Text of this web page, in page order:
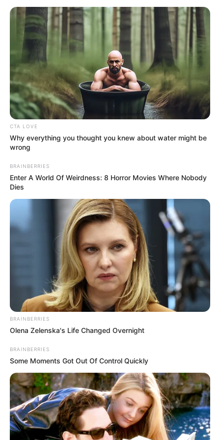
morreram jovens.
URGENTE: Vídeo mostra tentativa de retirar serpente do ouvido
de mulher.
CONACS|Associação
FNARAS
Solidariedade | Economia|Governo|Política
Ministério da Saúde|Agentes de
Saúde|Tecnologia |Saúde Dinheiro
SHARE THIS Share it Tweet
Pin it
PUBLICAÇÕES RELACIONADAS
CÂMARA DOS DEPUTADOS
quinquênios, sexta-parte e licenças-prêmio entram
no debate.
Agosto 07, 2026
ACS
CTA LOVE
Why everything you thought you knew about water might be
wrong
BRAINBERRIES
Enter A World Of Weirdness: 8 Horror Movies Where Nobody
Dies
BRAINBERRIES
Olena Zelenska's Life Changed Overnight
BRAINBERRIES
Some Moments Got Out Of Control Quickly